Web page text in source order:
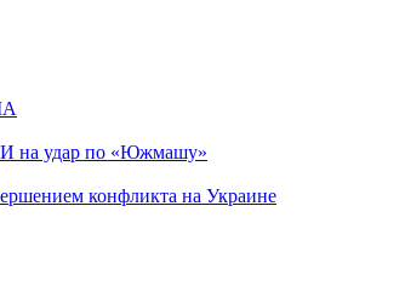
на удар по «Южмашу»
конфликта на Украине